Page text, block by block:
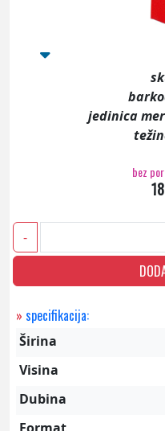
jedinica
bez
-
» specifikacija:
Širina
Visina
Dubina